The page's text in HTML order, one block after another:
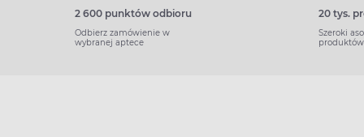
2 600 punktów odbioru
Odbierz zamówienie w
wybranej aptece
20 tys.
Szeroki
produktów